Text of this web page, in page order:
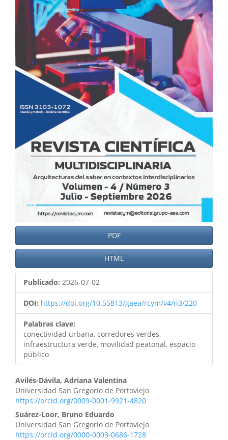
PDF
HTML
Publicado: 2026-07-02
DOI: https://doi.org/10.55813/gaea/rcym/v4/n3/220
Palabras clave:
conectividad urbana, corredores verdes,
infraestructura verde, movilidad peatonal, espacio
público
Avilés-Dávila, Adriana Valentina
Universidad San Gregorio de Portoviejo
https://orcid.org/0009-0001-9921-4820
Suárez-Loor, Bruno Eduardo
Universidad San Gregorio de Portoviejo
https://orcid.org/0000-0003-0686-1728